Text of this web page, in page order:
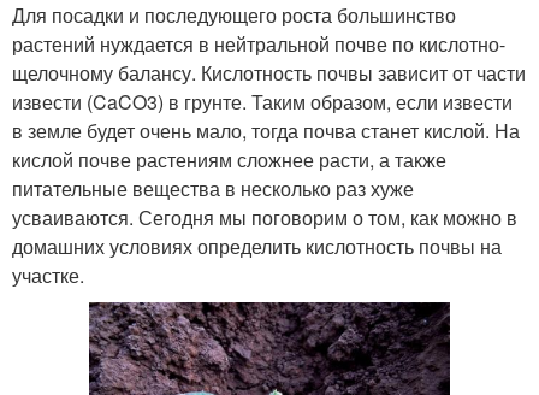
Для посадки и последующего роста большинство
растений нуждается в нейтральной почве по кислотно-
щелочному балансу. Кислотность почвы зависит от части
извести (CaCO3) в грунте. Таким образом, если извести
в земле будет очень мало, тогда почва станет кислой. На
кислой почве растениям сложнее расти, а также
питательные вещества в несколько раз хуже
усваиваются. Сегодня мы поговорим о том, как можно в
домашних условиях определить кислотность почвы на
участке.